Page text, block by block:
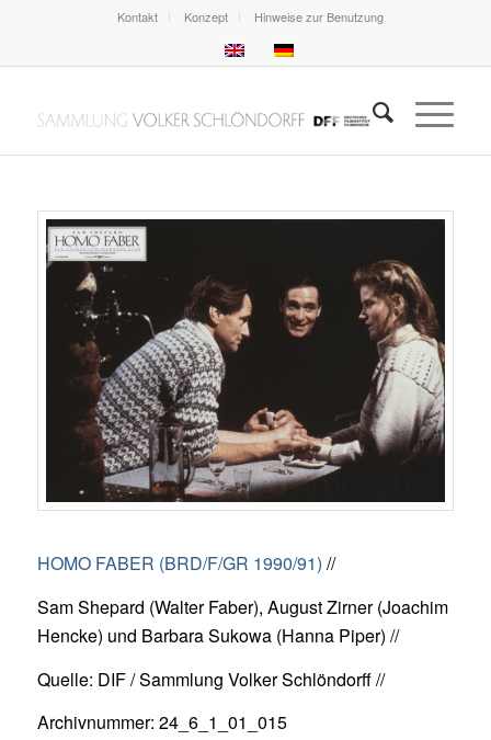
Kontakt Konzept Hinweise zur Benutzung
HOMO FABER (BRD/F/GR 1990/91) //
Sam Shepard (Walter Faber), August Zirner (Joachim
Hencke) und Barbara Sukowa (Hanna Piper) //
Quelle: DIF / Sammlung Volker Schlöndorff //
Archivnummer: 24_6_1_01_015